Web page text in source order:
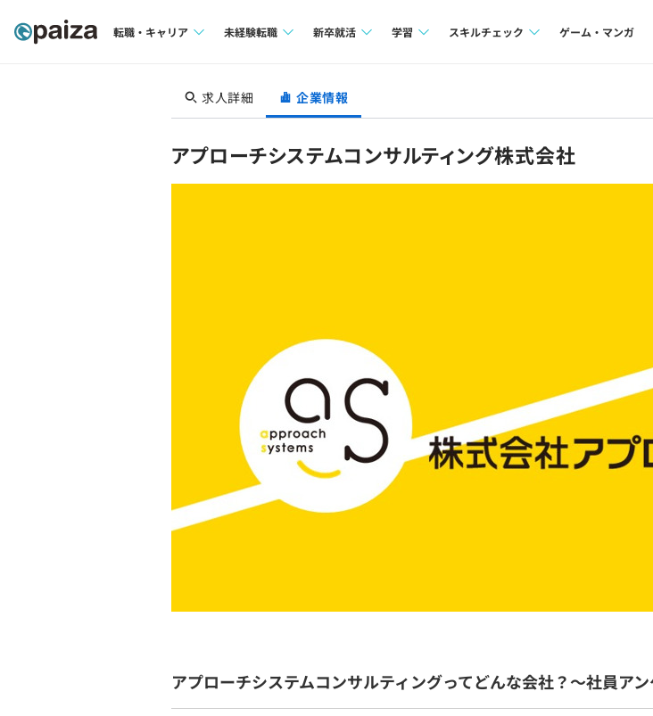
転職・キャリア
転職成功ガイド
未経験転職
求人検索
転職成功ガイド
新卒就活
本選考
学習
4択課題
学校向けプラン
契約内容・クーポン
スキルチェック
評価結果一覧
ゲーム・マンガ
求人詳細 企業情報
アプローチシステムコンサルティング株式会社
アプローチシステムコンサルティングってどんな会社？〜社員ア